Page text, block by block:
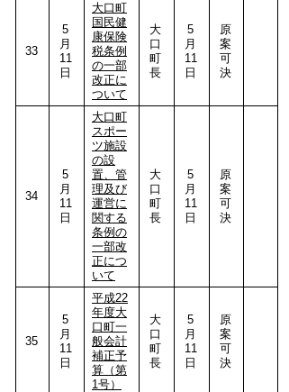
33
5
月
11
日
大口町
国民健
康保険
税条例
の一部
改正に
ついて
大
口
町
長
5
月
11
日
原
案
可
決
34
5
月
11
日
大口町
スポー
ツ施設
の設
置、管
理及び
運営に
関する
条例の
一部改
正につ
いて
大
口
町
長
5
月
11
日
原
案
可
決
35
5
月
11
日
平成22
年度大
口町一
般会計
補正予
算（第
1号）
大
口
町
長
5
月
11
日
原
案
可
決